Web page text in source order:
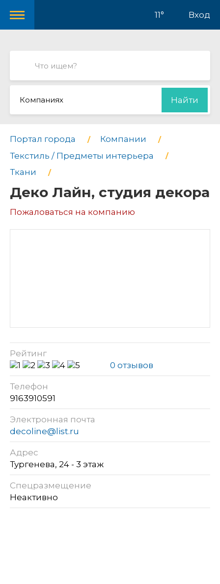
11° Вход
Компаниях Найти
Портал города
Компании
Текстиль / Предметы интерьера
Ткани
Деко Лайн, студия декора
Пожаловаться на компанию
Рейтинг
0 отзывов
Телефон
9163910591
Электронная почта
decoline@list.ru
Адрес
Тургенева, 24 - 3 этаж
Спецразмещение
Неактивно